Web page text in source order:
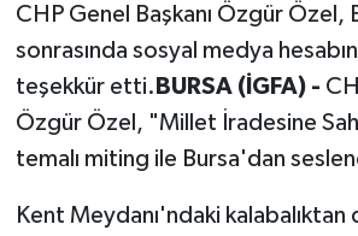
CHP Genel Başkanı Özgür Özel,
sonrasında sosyal medya
teşekkür etti. BURSA (İGFA) -
Özgür Özel, "Millet İradesine
temalı miting ile Bursa'dan
Kent Meydanı'ndaki kalabalıktan